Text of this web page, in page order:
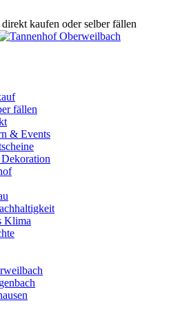
kaufen oder selber fällen
fällen
& Events
Klima